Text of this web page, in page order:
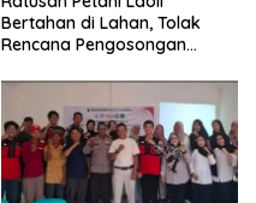
Bertahan di Lahan, Tolak
Rencana Pengosongan